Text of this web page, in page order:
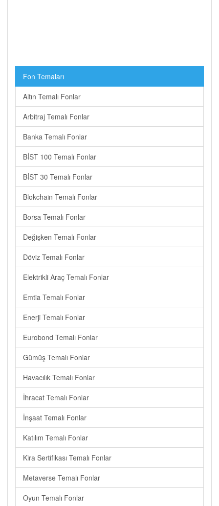
Fon Temaları
Altın Temalı Fonlar
Arbitraj Temalı Fonlar
Banka Temalı Fonlar
BİST 100 Temalı Fonlar
BİST 30 Temalı Fonlar
Blokchain Temalı Fonlar
Borsa Temalı Fonlar
Değişken Temalı Fonlar
Döviz Temalı Fonlar
Elektrikli Araç Temalı Fonlar
Emtia Temalı Fonlar
Enerji Temalı Fonlar
Eurobond Temalı Fonlar
Gümüş Temalı Fonlar
Havacılık Temalı Fonlar
İhracat Temalı Fonlar
İnşaat Temalı Fonlar
Katılım Temalı Fonlar
Kira Sertifikası Temalı Fonlar
Metaverse Temalı Fonlar
Oyun Temalı Fonlar